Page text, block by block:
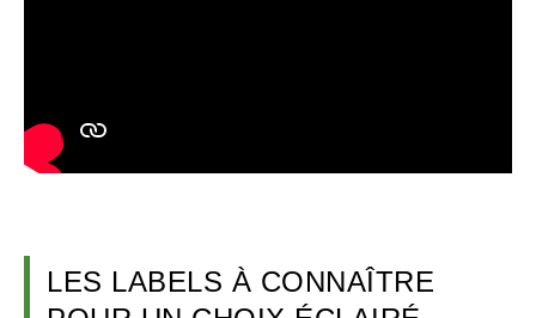
LES LABELS À CONNAÎTRE